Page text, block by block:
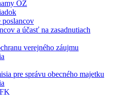
OZ
poslancov
a účasť na zasadnutiach
verejného záujmu
pre správu obecného majetku